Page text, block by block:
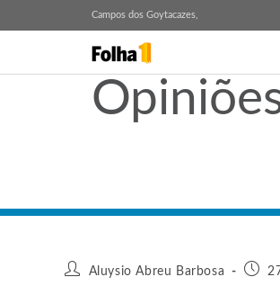
Campos dos Goytacazes,
Aluysio Abreu Barbosa